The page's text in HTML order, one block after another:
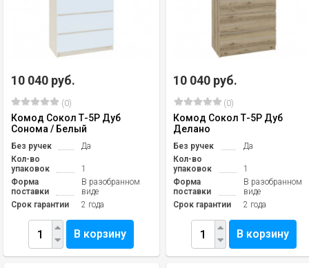
10 040 руб.
(0)
Комод Сокол Т-5Р Дуб
Сонома / Белый
Без ручек
Да
Кол-во
упаковок
1
Форма
поставки
В разобранном
виде
Срок гарантии
2 года
В корзину
10 040 руб.
(0)
Комод Сокол Т-5Р Дуб
Делано
Без ручек
Да
Кол-во
упаковок
1
Форма
поставки
В разобранном
виде
Срок гарантии
2 года
В корзину